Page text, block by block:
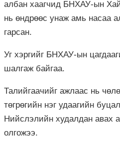
албан хаагчид БНХАУ-ын
нь өндрөөс унаж амь насаа
гарсан.
Уг хэргийг БНХАУ-ын
шалгаж байгаа.
Талийгаачийг ажлаас нь
төгрөгийн нэг удаагийн
Нийслэлийн худалдан авах
олгожээ.